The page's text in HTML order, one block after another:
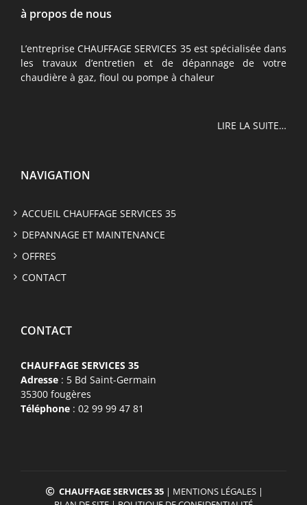
à propos de nous
L’entreprise CHAUFFAGE SERVICES 35 est spécialisée dans
les travaux d’entretien et de dépannage de votre
chaudière à gaz, fioul ou pompe à chaleur
LIRE LA SUITE…
NAVIGATION
ACCUEIL CHAUFFAGE SERVICES 35
DEPANNAGE ET MAINTENANCE
OFFRES
CONTACT
CONTACT
CHAUFFAGE SERVICES 35
Adresse : 5 Bd Saint-Germain
35300 fougères
Téléphone : 02 99 99 47 81
CHAUFFAGE SERVICES 35 | MENTIONS LÉGALES |